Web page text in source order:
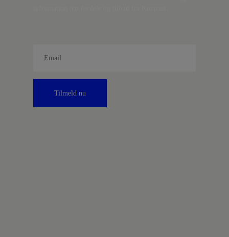
Tilmeld nu